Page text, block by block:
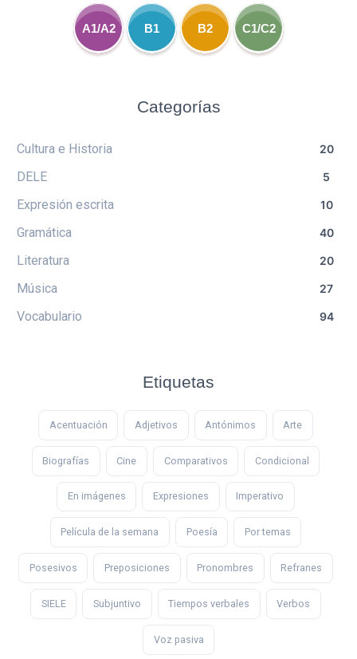
A1/A2 B1 B2 C1/C2
Categorías
Cultura e Historia 20
DELE 5
Expresión escrita 10
Gramática 40
Literatura 20
Música 27
Vocabulario 94
Etiquetas
Acentuación Adjetivos Antónimos Arte
Biografías Cine Comparativos Condicional
En imágenes Expresiones Imperativo
Película de la semana Poesía Por temas
Posesivos Preposiciones Pronombres Refranes
SIELE Subjuntivo Tiempos verbales Verbos
Voz pasiva